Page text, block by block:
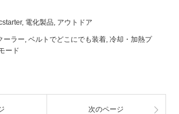
, 電化製品 アウトドア
ーラー ベルトでどこにでも装着 冷却・加熱プ
ード
次のページ